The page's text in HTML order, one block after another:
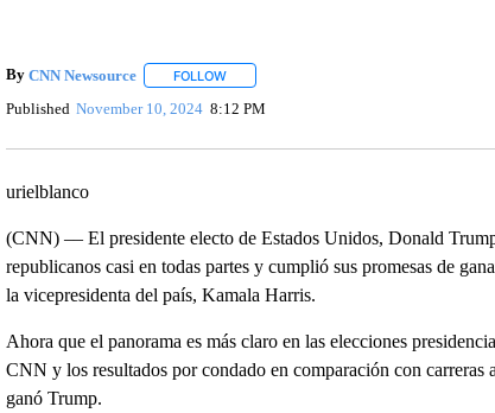
By CNN Newsource FOLLOWFOLLOW "" TO RECEIVE NOTIFICATIONS
Published November 10, 2024 8:12 PM
urielblanco
(CNN) –– El presidente electo de Estados Unidos, Donald
republicanos casi en todas partes y cumplió sus promesas de
la vicepresidenta del país, Kamala Harris.
Ahora que el panorama es más claro en las elecciones
CNN y los resultados por condado en comparación con carreras
ganó Trump.